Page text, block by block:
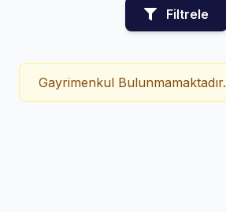
Filtrele
Gayrimenkul Bulunmamaktadır.